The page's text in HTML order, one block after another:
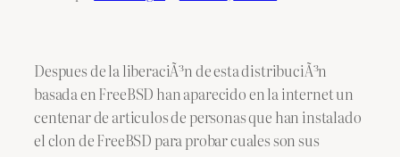
Despues de la liberaciÃ³n de esta distribuciÃ³n
basada en FreeBSD han aparecido en la internet un
centenar de articulos de personas que han instalado
el clon de FreeBSD para probar cuales son sus